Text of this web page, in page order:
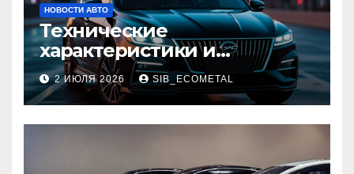
НОВОСТИ АВТО
Технические
характеристики и
доступные комплектации
GAC Empow
2 ИЮЛЯ 2026 SIB_ECOMETAL